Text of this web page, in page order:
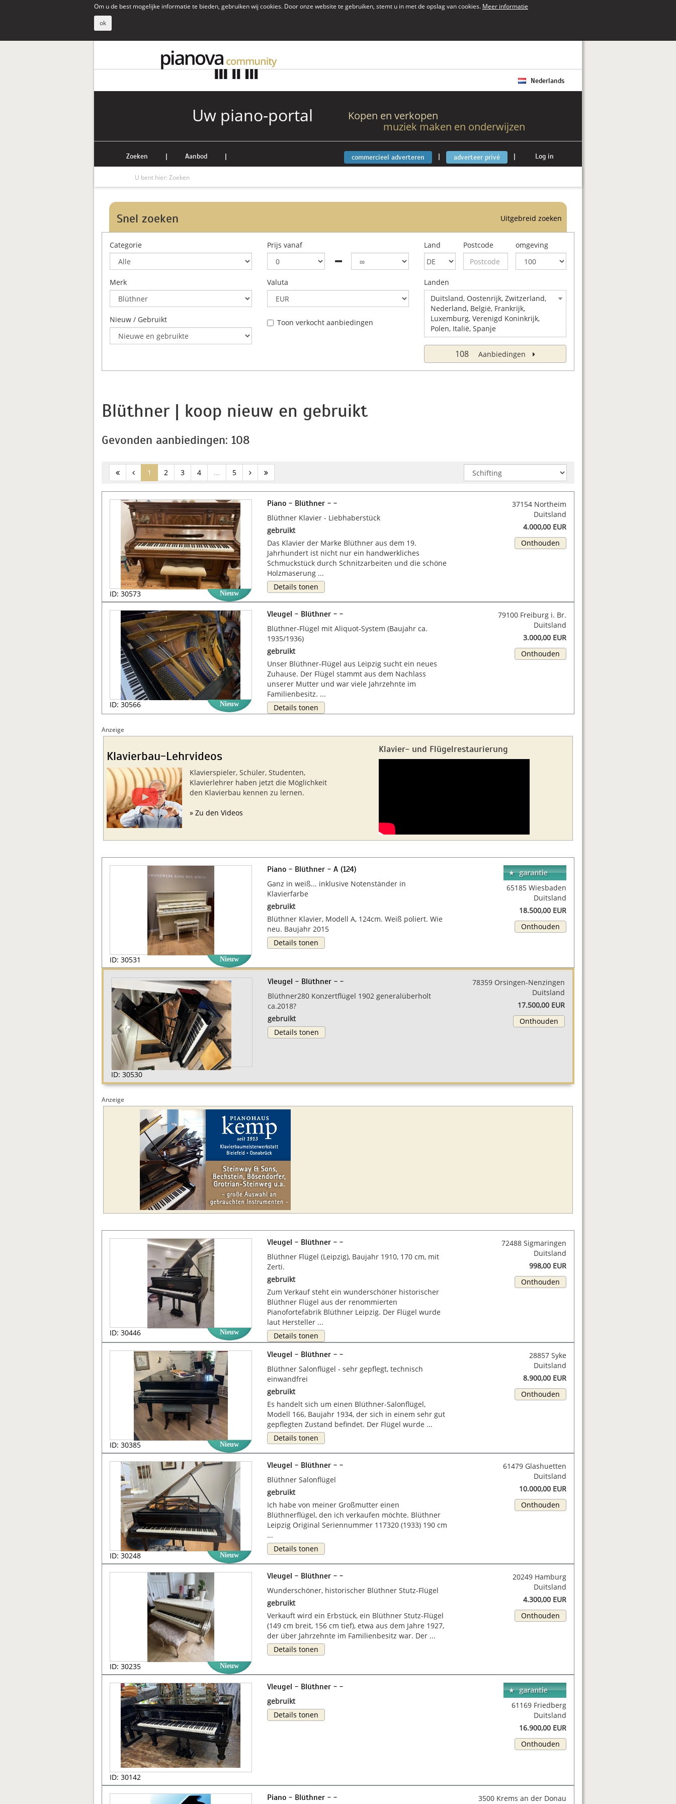
Om u de best mogelijke informatie te bieden, gebruiken wij cookies. Door onze website te gebruiken, stemt u in met de opslag van cookies. Meer informatie
ok
Nederlands
Uw piano-portal
Kopen en verkopen
muziek maken en onderwijzen
Zoeken | Aanbod | commercieel adverteren | adverteer privé | Log in
U bent hier: Zoeken
Snel zoeken Uitgebreid zoeken
Categorie
Merk
Nieuw / Gebruikt
Prijs vanaf
Valuta
Toon verkocht aanbiedingen
Land Postcode omgeving
Landen
Duitsland, Oostenrijk, Zwitzerland,
Nederland, België, Frankrijk,
Luxemburg, Verenigd Koninkrijk,
Polen, Italië, Spanje
108 Aanbiedingen
Blüthner | koop nieuw en gebruikt
Gevonden aanbiedingen: 108
1 (current)
2 3 4 ... 5
ID: 30573 Nieuw
Piano - Blüthner - -
Blüthner Klavier - Liebhaberstück
gebruikt
Das Klavier der Marke Blüthner aus dem 19.
Jahrhundert ist nicht nur ein handwerkliches
Schmuckstück durch Schnitzarbeiten und die schöne
Holzmaserung ...
Details tonen
37154 Northeim
Duitsland
4.000,00 EUR
Onthouden
ID: 30566 Nieuw
Vleugel - Blüthner - -
Blüthner-Flügel mit Aliquot-System (Baujahr ca.
1935/1936)
gebruikt
Unser Blüthner-Flügel aus Leipzig sucht ein neues
Zuhause. Der Flügel stammt aus dem Nachlass
unserer Mutter und war viele Jahrzehnte im
Familienbesitz. ...
Details tonen
79100 Freiburg i. Br.
Duitsland
3.000,00 EUR
Onthouden
Anzeige
Klavierbau-Lehrvideos
Klavierspieler, Schüler, Studenten,
Klavierlehrer haben jetzt die Möglichkeit
den Klavierbau kennen zu lernen.
» Zu den Videos
Klavier- und Flügelrestaurierung
ID: 30531 Nieuw
Piano - Blüthner - A (124)
Ganz in weiß... inklusive Notenständer in
Klavierfarbe
gebruikt
Blüthner Klavier, Modell A, 124cm. Weiß poliert. Wie
neu. Baujahr 2015
Details tonen
65185 Wiesbaden
Duitsland
18.500,00 EUR
Onthouden
ID: 30530
Vleugel - Blüthner - -
Blüthner280 Konzertflügel 1902 generalüberholt
ca.2018?
gebruikt
Details tonen
78359 Orsingen-Nenzingen
Duitsland
17.500,00 EUR
Onthouden
Anzeige
ID: 30446 Nieuw
Vleugel - Blüthner - -
Blüthner Flügel (Leipzig), Baujahr 1910, 170 cm, mit
Zerti.
gebruikt
Zum Verkauf steht ein wunderschöner historischer
Blüthner Flügel aus der renommierten
Pianofortefabrik Blüthner Leipzig. Der Flügel wurde
laut Hersteller ...
Details tonen
72488 Sigmaringen
Duitsland
998,00 EUR
Onthouden
ID: 30385 Nieuw
Vleugel - Blüthner - -
Blüthner Salonflügel - sehr gepflegt, technisch
einwandfrei
gebruikt
Es handelt sich um einen Blüthner-Salonflügel,
Modell 166, Baujahr 1934, der sich in einem sehr gut
gepflegten Zustand befindet. Der Flügel wurde ...
Details tonen
28857 Syke
Duitsland
8.900,00 EUR
Onthouden
ID: 30248 Nieuw
Vleugel - Blüthner - -
Blüthner Salonflügel
gebruikt
Ich habe von meiner Großmutter einen
Blüthnerflügel, den ich verkaufen möchte. Blüthner
Leipzig Original Seriennummer 117320 (1933) 190 cm
...
Details tonen
61479 Glashuetten
Duitsland
10.000,00 EUR
Onthouden
ID: 30235 Nieuw
Vleugel - Blüthner - -
Wunderschöner, historischer Blüthner Stutz-Flügel
gebruikt
Verkauft wird ein Erbstück, ein Blüthner Stutz-Flügel
(149 cm breit, 156 cm tief), etwa aus dem Jahre 1927,
der über Jahrzehnte im Familienbesitz war. Der ...
Details tonen
20249 Hamburg
Duitsland
4.300,00 EUR
Onthouden
ID: 30142
Vleugel - Blüthner - -
gebruikt
Details tonen
61169 Friedberg
Duitsland
16.900,00 EUR
Onthouden
Piano - Blüthner - -
3500 Krems an der Donau